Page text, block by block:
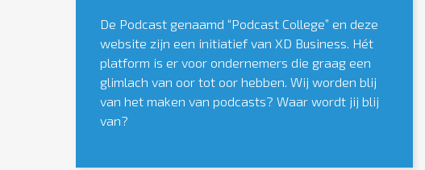
De Podcast genaamd “Podcast College” en deze
website zijn een initiatief van XD Business. Hét
platform is er voor ondernemers die graag een
glimlach van oor tot oor hebben. Wij worden blij
van het maken van podcasts? Waar wordt jij blij
van?